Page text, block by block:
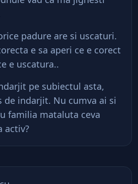
padure are si uscaturi.
e sa aperi ce e corect
e uscatura..
pe subiectul asta,
de indarjit. Nu cumva ai si
familia mataluta ceva
activ?